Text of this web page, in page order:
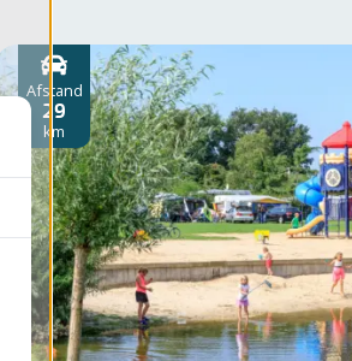
Afstand
29
km